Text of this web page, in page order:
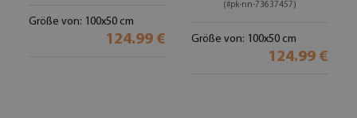
Größe von: 100x50 cm
124.99 €
(#pk-nn-73637457)
Größe von: 100x50 cm
124.99 €